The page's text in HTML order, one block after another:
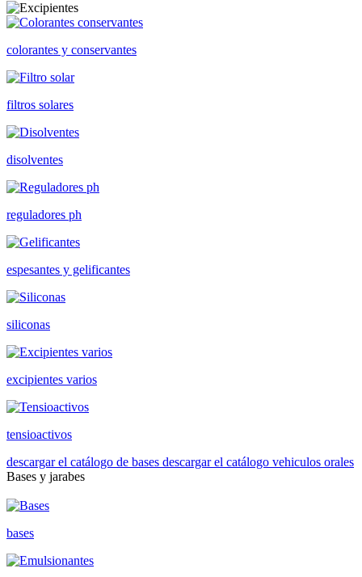
colorantes y conservantes
filtros solares
disolventes
reguladores ph
espesantes y gelificantes
siliconas
excipientes varios
tensioactivos
descargar el catálogo de bases descargar el catálogo vehiculos orales
Bases y jarabes
bases